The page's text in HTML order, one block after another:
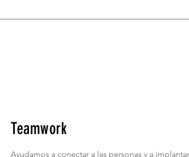
Teamwork
Ayudamos a conectar a las personas y a